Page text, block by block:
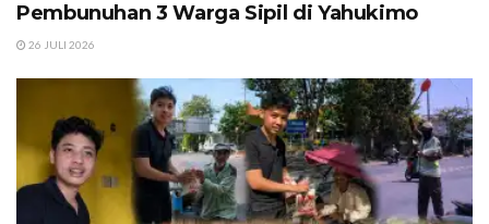
Pembunuhan 3 Warga Sipil di Yahukimo
26 JULI 2026